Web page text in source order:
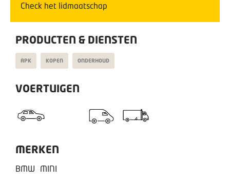
Check het lidmaatschap
PRODUCTEN & DIENSTEN
APK KOPEN ONDERHOUD
VOERTUIGEN
MERKEN
BMW MINI